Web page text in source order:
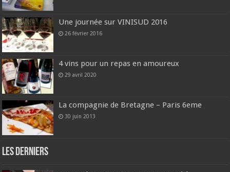
Une journée sur VINISUD 2016
26 février 2016
4 vins pour un repas en amoureux
29 avril 2020
La compagnie de Bretagne – Paris 6eme
30 juin 2013
Les derniers